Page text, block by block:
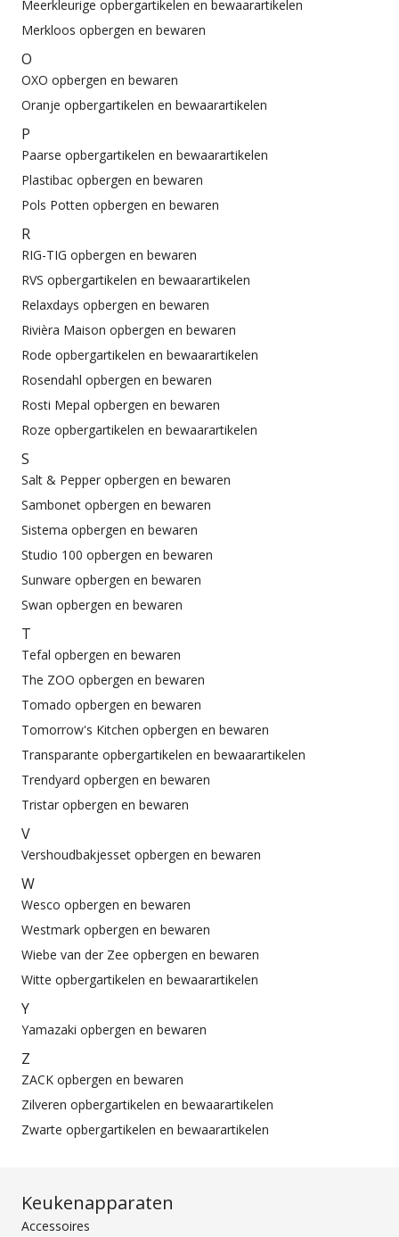
Meerkleurige opbergartikelen en bewaarartikelen
Merkloos opbergen en bewaren
O
OXO opbergen en bewaren
Oranje opbergartikelen en bewaarartikelen
P
Paarse opbergartikelen en bewaarartikelen
Plastibac opbergen en bewaren
Pols Potten opbergen en bewaren
R
RIG-TIG opbergen en bewaren
RVS opbergartikelen en bewaarartikelen
Relaxdays opbergen en bewaren
Rivièra Maison opbergen en bewaren
Rode opbergartikelen en bewaarartikelen
Rosendahl opbergen en bewaren
Rosti Mepal opbergen en bewaren
Roze opbergartikelen en bewaarartikelen
S
Salt & Pepper opbergen en bewaren
Sambonet opbergen en bewaren
Sistema opbergen en bewaren
Studio 100 opbergen en bewaren
Sunware opbergen en bewaren
Swan opbergen en bewaren
T
Tefal opbergen en bewaren
The ZOO opbergen en bewaren
Tomado opbergen en bewaren
Tomorrow's Kitchen opbergen en bewaren
Transparante opbergartikelen en bewaarartikelen
Trendyard opbergen en bewaren
Tristar opbergen en bewaren
V
Vershoudbakjesset opbergen en bewaren
W
Wesco opbergen en bewaren
Westmark opbergen en bewaren
Wiebe van der Zee opbergen en bewaren
Witte opbergartikelen en bewaarartikelen
Y
Yamazaki opbergen en bewaren
Z
ZACK opbergen en bewaren
Zilveren opbergartikelen en bewaarartikelen
Zwarte opbergartikelen en bewaarartikelen
Keukenapparaten
Accessoires